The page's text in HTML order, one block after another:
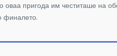
пригода им честиташе на
финалето.